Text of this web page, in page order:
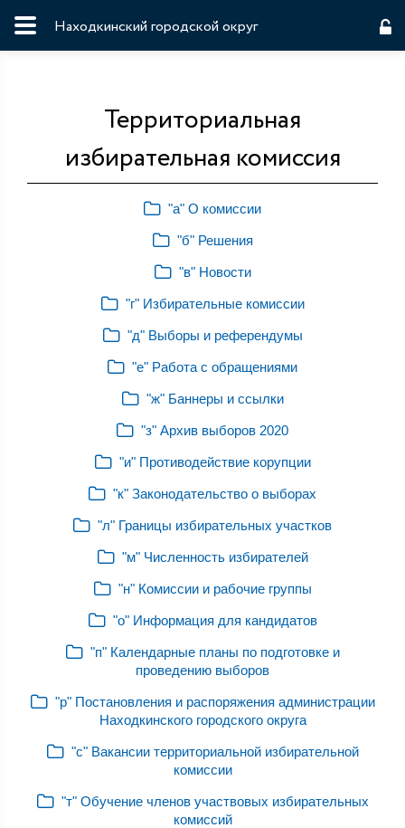
Находкинский городской округ
Территориальная
избирательная комиссия
"а" О комиссии
"б" Решения
"в" Новости
"г" Избирательные комиссии
"д" Выборы и референдумы
"е" Работа с обращениями
"ж" Баннеры и ссылки
"з" Архив выборов 2020
"и" Противодействие корупции
"к" Законодательство о выборах
"л" Границы избирательных участков
"м" Численность избирателей
"н" Комиссии и рабочие группы
"о" Информация для кандидатов
"п" Календарные планы по подготовке и
проведению выборов
"р" Постановления и распоряжения администрации
Находкинского городского округа
"с" Вакансии территориальной избирательной
комиссии
"т" Обучение членов участвовых избирательных
комиссий